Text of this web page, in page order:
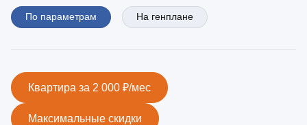
По параметрам На генплане
Квартира за 2 000 ₽/мес
Максимальные скидки